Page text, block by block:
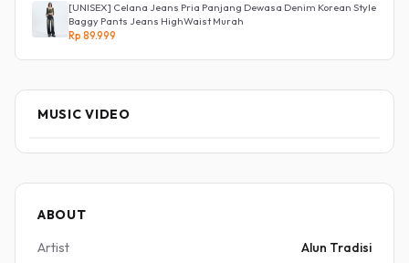
[UNISEX] Celana Jeans Pria Panjang Dewasa Denim Korean Style
Baggy Pants Jeans HighWaist Murah
Rp 89.999
MUSIC VIDEO
ABOUT
Artist
Alun Tradisi